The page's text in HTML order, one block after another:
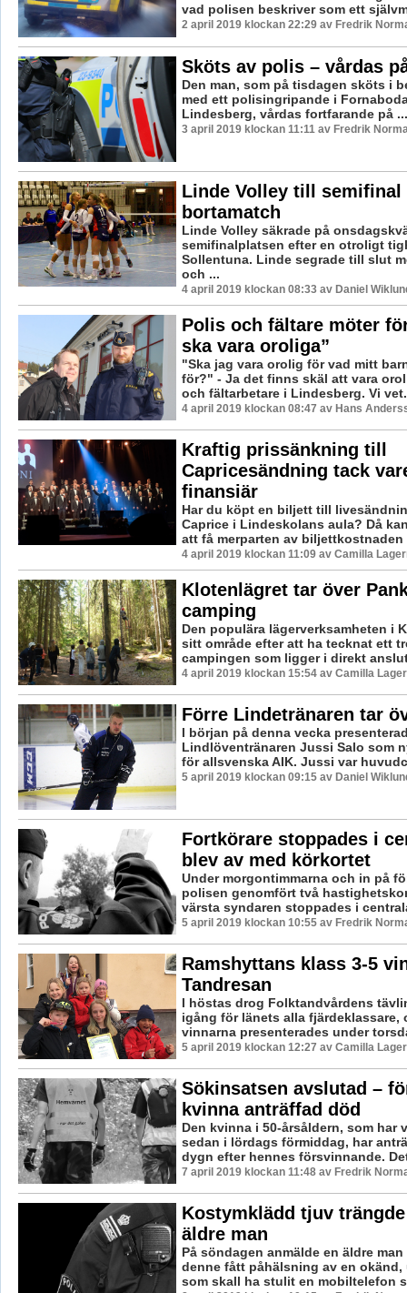
vad polisen beskriver som ett
2 april 2019 klockan 22:29 av Fredrik
Sköts av polis – vårdas
Den man, som på tisdagen sköts i
med ett polisingripande i
Lindesberg, vårdas fortfarande på ...
3 april 2019 klockan 11:11 av Fredrik
Linde Volley till
bortamatch
Linde Volley säkrade på
semifinalplatsen efter en otroligt
Sollentuna. Linde segrade till slut
och ...
4 april 2019 klockan 08:33 av Daniel
Polis och fältare möter
ska vara oroliga”
"Ska jag vara orolig för vad mitt
för?" - Ja det finns skäl att vara
och fältarbetare i Lindesberg. Vi
4 april 2019 klockan 08:47 av Hans
Kraftig prissänkning till
Capricesändning tack
finansiär
Har du köpt en biljett till
Caprice i Lindeskolans aula? Då
att få merparten av biljettkostnaden
4 april 2019 klockan 11:09 av Camilla
Klotenlägret tar över
camping
Den populära lägerverksamheten i
sitt område efter att ha tecknat ett
campingen som ligger i direkt
4 april 2019 klockan 15:54 av Camilla
Förre Lindetränaren tar
I början på denna vecka
Lindlöventränaren Jussi Salo som
för allsvenska AIK. Jussi var
5 april 2019 klockan 09:15 av Daniel
Fortkörare stoppades i
blev av med körkortet
Under morgontimmarna och in på
polisen genomfört två
värsta syndaren stoppades i
5 april 2019 klockan 10:55 av Fredrik
Ramshyttans klass 3-5
Tandresan
I höstas drog Folktandvårdens
igång för länets alla fjärdeklassare,
vinnarna presenterades under
5 april 2019 klockan 12:27 av Camilla
Sökinsatsen avslutad –
kvinna anträffad död
Den kvinna i 50-årsåldern, som har
sedan i lördags förmiddag, har
dygn efter hennes försvinnande.
7 april 2019 klockan 11:48 av Fredrik
Kostymklädd tjuv
äldre man
På söndagen anmälde en äldre
denne fått påhälsning av en okänd,
som skall ha stulit en mobiltelefon